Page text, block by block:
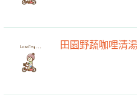
田園野蔬咖哩清